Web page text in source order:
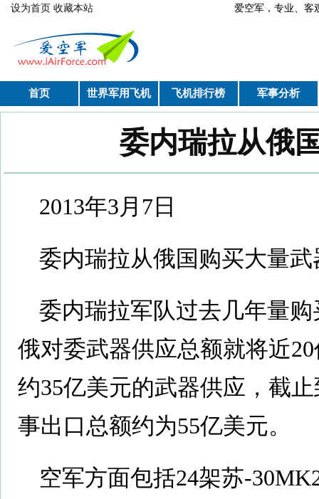
跳转到主要内容
设为首页 收藏本站 爱空军，专业、
首页 世界军用飞机 飞机排行榜 军事分析
委内瑞拉从俄
2013年3月7日
委内瑞拉从俄国购买大量武
委内瑞拉军队过去几年量
俄对委武器供应总额就将近
约35亿美元的武器供应，截
事出口总额约为55亿美元。
空军方面包括24架苏-